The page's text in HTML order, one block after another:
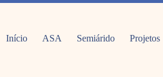
Início ASA Semiárido Projetos